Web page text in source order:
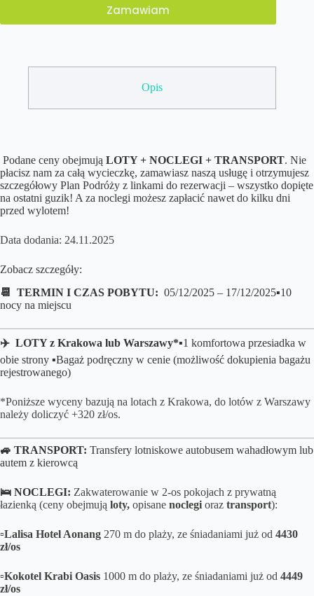
Zamawiam
Opis
Podane ceny obejmują LOTY + NOCLEGI + TRANSPORT. Nie
płacisz nam za całą wycieczkę, zamawiasz naszą usługę i otrzymujesz
szczegółowy Plan Podróży z linkami do rezerwacji – wszystko dopięte
na ostatni guzik! A za noclegi możesz zapłacić nawet do kilku dni
przed wylotem!
Data dodania: 24.11.2025
Zobacz szczegóły:
📆 TERMIN I CZAS POBYTU: 05/12/2025 – 17/12/2025▪️10
nocy na miejscu
✈️ LOTY z Krakowa lub Warszawy*▪️1 komfortowa przesiadka w
obie strony ▪️Bagaż podręczny w cenie (możliwość dokupienia bagażu
rejestrowanego)
*Poniższe wyceny bazują na lotach z Krakowa, do lotów z Warszawy
należy doliczyć +320 zł/os.
🚙 TRANSPORT: Transfery lotniskowe autobusem wahadłowym lub
autem z kierowcą
🛌 NOCLEGI: Zakwaterowanie w 2-os pokojach z prywatną
łazienką (ceny obejmują loty, opisane noclegi oraz transport):
▫️Lalisa Hotel Aonang 270 m do plaży, ze śniadaniami już od 4430
zł/os
▫️Kokotel Krabi Oasis 1000 m do plaży, ze śniadaniami już od 4449
zł/os